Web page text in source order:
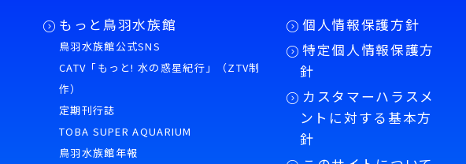
もっと鳥羽水族館
鳥羽水族館公式SNS
CATV「もっと! 水の惑星紀行」（ZTV制
作）
定期刊行誌
TOBA SUPER AQUARIUM
鳥羽水族館年報
個人情報保護方針
特定個人情報保護方
針
カスタマーハラスメ
ントに対する基本方
針